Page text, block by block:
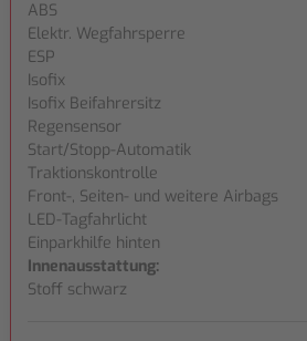
ABS
Elektr. Wegfahrsperre
ESP
Isofix
Isofix Beifahrersitz
Regensensor
Start/Stopp-Automatik
Traktionskontrolle
Front-, Seiten- und weitere Airbags
LED-Tagfahrlicht
Einparkhilfe hinten
Innenausstattung:
Stoff schwarz